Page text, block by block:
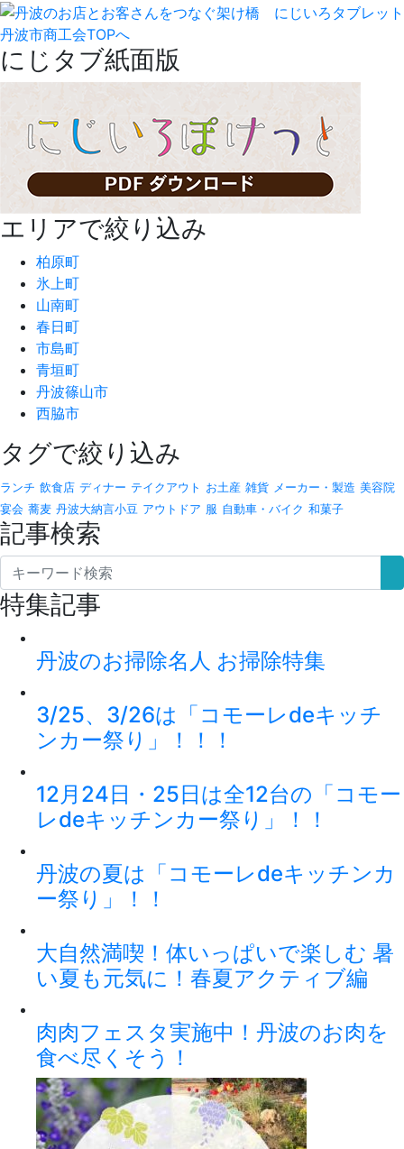
丹波市商工会TOPへ
にじタブ紙面版
エリアで絞り込み
柏原町
氷上町
山南町
春日町
市島町
青垣町
丹波篠山市
西脇市
タグで絞り込み
ランチ 飲食店 ディナー テイクアウト お土産 雑貨 メーカー・製造 美容院
宴会 蕎麦 丹波大納言小豆 アウトドア 服 自動車・バイク 和菓子
記事検索
特集記事
丹波のお掃除名人 お掃除特集
3/25、3/26は「コモーレdeキッチ
ンカー祭り」！！！
12月24日・25日は全12台の「コモー
レdeキッチンカー祭り」！！
丹波の夏は「コモーレdeキッチンカ
ー祭り」！！
大自然満喫！体いっぱいで楽しむ 暑
い夏も元気に！春夏アクティブ編
肉肉フェスタ実施中！丹波のお肉を
食べ尽くそう！